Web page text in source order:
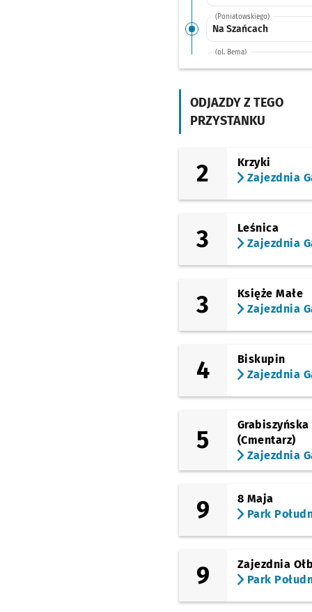
(Poniatowskiego)
Na Szańcach
(pl. Bema)
Hala Targowa
(św. Katarzyny)
(bł. Czesława)
Galeria Dominikańska
(pl. Teatralny)
Opera
(Świdnicka)
(Piłsudskiego)
Dworzec Główny
(Hubska)
Hubska (Dawida)
Gajowa
(Gliniana)
Joannitów
Ekonomiczny
(Kamienna)
Zajezdnia Gaj
ODJAZDY Z TEGO
PRZYSTANKU
2
Krzyki
Zajezdnia
3
Leśnica
Zajezdnia
3
Księże Małe
Zajezdnia
4
Biskupin
Zajezdnia
5
Grabiszyńska
(Cmentarz)
Zajezdnia
9
8 Maja
Park
9
Zajezdnia
Park